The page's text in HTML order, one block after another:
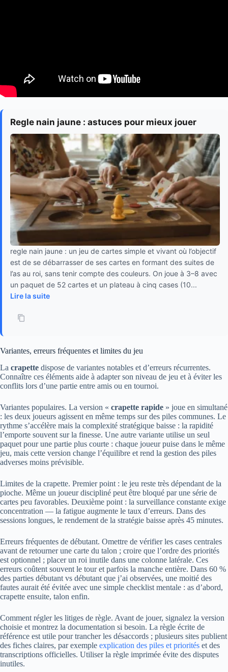
Regle nain jaune : astuces pour mieux jouer
regle nain jaune : un jeu de cartes simple et vivant où l’objectif
est de se débarrasser de ses cartes en formant des suites de
l’as au roi, sans tenir compte des couleurs. On joue à 3–8 avec
un paquet de 52 cartes et un plateau à cinq cases (10...
Lire la suite
Variantes, erreurs fréquentes et limites du jeu
La crapette dispose de variantes notables et d’erreurs récurrentes.
Connaître ces éléments aide à adapter son niveau de jeu et à éviter les
conflits lors d’une partie entre amis ou en tournoi.
Variantes populaires. La version « crapette rapide » joue en simultané
: les deux joueurs agissent en même temps sur des piles communes. Le
rythme s’accélère mais la complexité stratégique baisse : la rapidité
l’emporte souvent sur la finesse. Une autre variante utilise un seul
paquet pour une partie plus courte : chaque joueur puise dans le même
jeu, mais cette version change l’équilibre et rend la gestion des piles
adverses moins prévisible.
Limites de la crapette. Premier point : le jeu reste très dépendant de la
pioche. Même un joueur discipliné peut être bloqué par une série de
cartes peu favorables. Deuxième point : la surveillance constante exige
concentration — la fatigue augmente le taux d’erreurs. Dans des
sessions longues, le rendement de la stratégie baisse après 45 minutes.
Erreurs fréquentes de débutant. Omettre de vérifier les cases centrales
avant de retourner une carte du talon ; croire que l’ordre des priorités
est optionnel ; placer un roi inutile dans une colonne latérale. Ces
erreurs coûtent souvent le tour et parfois la manche entière. Dans 60 %
des parties débutant vs débutant que j’ai observées, une moitié des
fautes aurait été évitée avec une simple checklist mentale : as d’abord,
crapette ensuite, talon enfin.
Comment régler les litiges de règle. Avant de jouer, signalez la version
choisie et montrez la documentation si besoin. La règle écrite de
référence est utile pour trancher les désaccords ; plusieurs sites publient
des fiches claires, par exemple explication des piles et priorités et des
transcriptions officielles. Utiliser la règle imprimée évite des disputes
inutiles.